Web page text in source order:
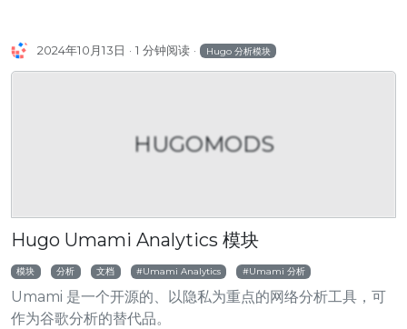
2024年10月13日 1 分钟阅读 Hugo 分析模块
HUGOMODS
Hugo Umami Analytics 模块
模块 分析 文档 Umami Analytics Umami 分析
Umami 是一个开源的、以隐私为重点的网络分析工具，可
作为谷歌分析的替代品。